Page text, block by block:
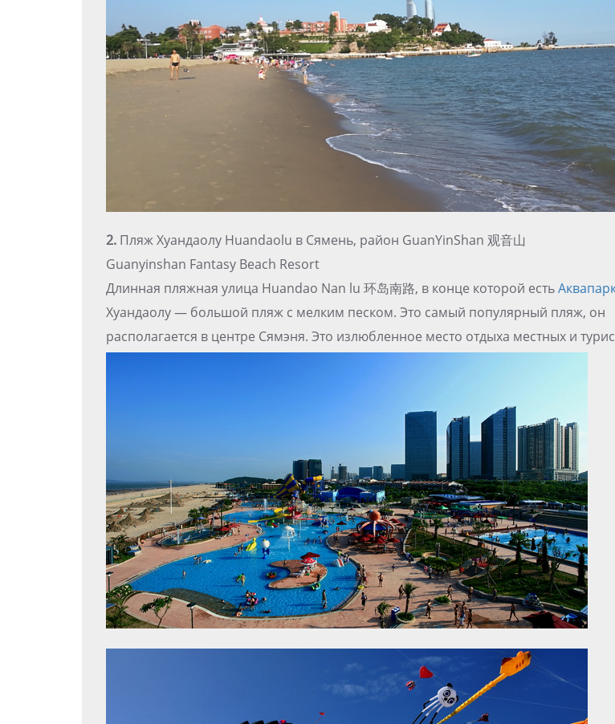
2. Пляж Хуандаолу Huandaolu в Сямень, район GuanYinShan 观音山
Guanyinshan Fantasy Beach Resort
Длинная пляжная улица Huandao Nan lu 环岛南路, в конце которой есть
Хуандаолу — большой пляж с мелким песком. Это самый популярный пляж, он
располагается в центре Сямэня. Это излюбленное место отдыха местных и